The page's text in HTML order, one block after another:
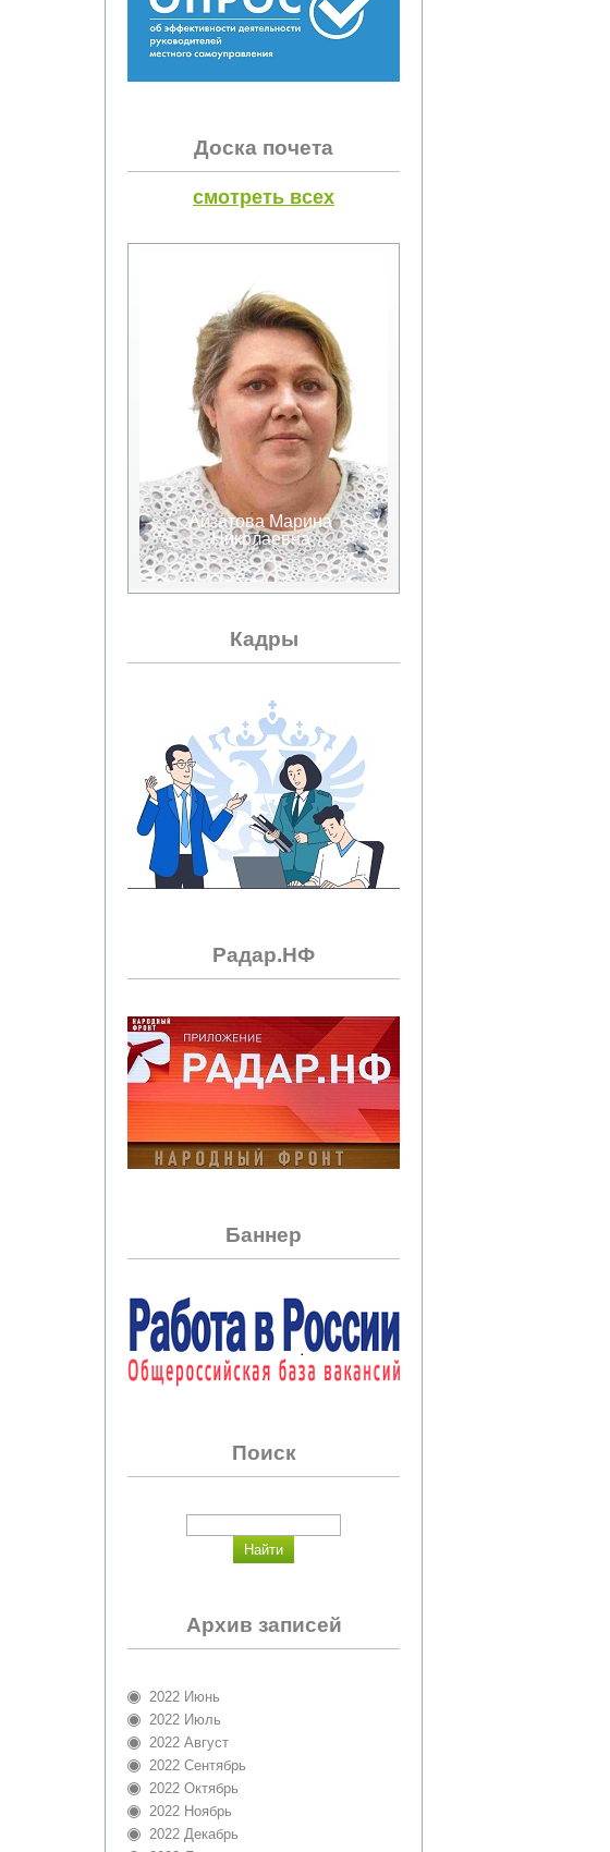
Доска почета
смотреть всех
Айзатова Марина
Николаевна
Кадры
Радар.НФ
Баннер
Поиск
Архив записей
2022 Июнь
2022 Июль
2022 Август
2022 Сентябрь
2022 Октябрь
2022 Ноябрь
2022 Декабрь